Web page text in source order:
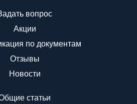
вопрос
Акции
по документам
Отзывы
Новости
статьи